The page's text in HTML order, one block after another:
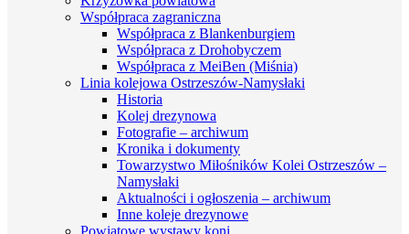
Współpraca zagraniczna
Współpraca z Blankenburgiem
Współpraca z Drohobyczem
Współpraca z MeiBen (Miśnia)
Linia kolejowa Ostrzeszów-Namysłaki
Historia
Kolej drezynowa
Fotografie – archiwum
Kronika i dokumenty
Towarzystwo Miłośników Kolei Ostrzeszów –
Namysłaki
Aktualności i ogłoszenia – archiwum
Inne koleje drezynowe
Powiatowe wystawy koni